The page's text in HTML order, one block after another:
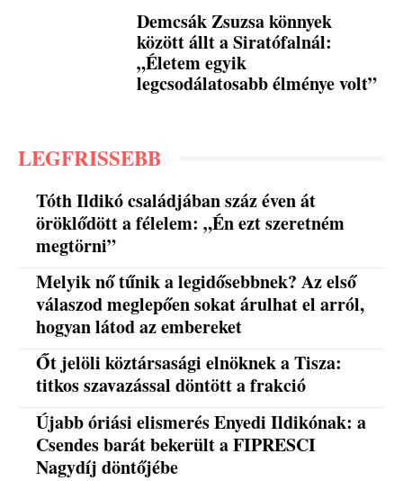
Demcsák Zsuzsa könnyek
között állt a Siratófalnál:
„Életem egyik
legcsodálatosabb élménye volt”
LEGFRISSEBB
Tóth Ildikó családjában száz éven át
öröklődött a félelem: „Én ezt szeretném
megtörni”
Melyik nő tűnik a legidősebbnek? Az első
válaszod meglepően sokat árulhat el arról,
hogyan látod az embereket
Őt jelöli köztársasági elnöknek a Tisza:
titkos szavazással döntött a frakció
Újabb óriási elismerés Enyedi Ildikónak: a
Csendes barát bekerült a FIPRESCI
Nagydíj döntőjébe